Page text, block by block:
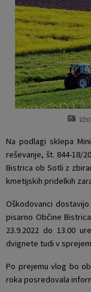
Na podlagi sklepa
reševanje, št. 844-18/
Bistrica ob Sotli z
kmetijskih pridelkih
Oškodovanci
pisarno Občine
23.9.2022 do 13.00
dvignete tudi v
Po prejemu vlog bo
roka posredovala
Naselja v občini
Organigram
Varstvo osebnih
Temeljni akti občine
Občinski predpisi
Strateški dokumenti
Pravni akti
Občinski časopis Orans
Naše OKO
Proračun občine
Lokalne volitve